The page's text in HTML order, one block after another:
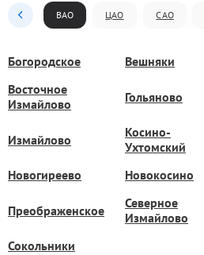
ВАО ЦАО САО
Богородское Вешняки
Восточное
Измайлово
Гольяново
Измайлово
Косино-
Ухтомский
Новогиреево Новокосино
Преображенское
Северное
Измайлово
Сокольники